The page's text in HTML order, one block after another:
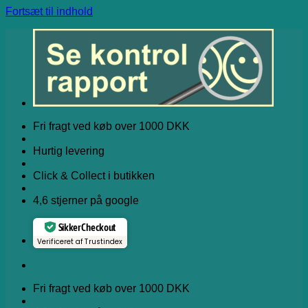
Fortsæt til indhold
Fri fragt ved køb over 1000 DKK
Hurtig levering
Click & Collect i butikken
4,6 stjerner på google
Sikker Checkout
Verificeret af Trustindex
Fri fragt ved køb over 1000 DKK